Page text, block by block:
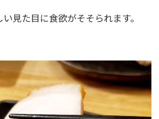
見た目に食欲がそそられます。